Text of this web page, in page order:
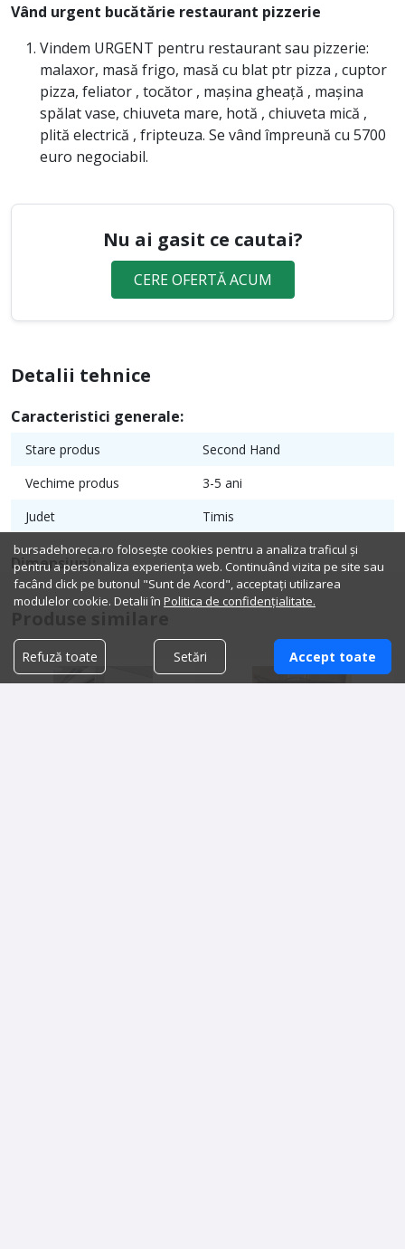
Vând urgent bucătărie restaurant pizzerie
Vindem URGENT pentru restaurant sau pizzerie:
malaxor, masă frigo, masă cu blat ptr pizza , cuptor
pizza, feliator , tocător , mașina gheață , mașina
spălat vase, chiuveta mare, hotă , chiuveta mică ,
plită electrică , fripteuza. Se vând împreună cu 5700
euro negociabil.
Nu ai gasit ce cautai?
CERE OFERTĂ ACUM
Detalii tehnice
Caracteristici generale:
Stare produs
Second Hand
Vechime produs
3-5 ani
Judet
Timis
Dimensiuni:
bursadehoreca.ro folosește cookies pentru a analiza traficul și
pentru a personaliza experiența web. Continuând vizita pe site sau
facând click pe butonul "Sunt de Acord", acceptați utilizarea
modulelor cookie. Detalii în Politica de confidențialitate.
Refuză toate Setări Accept toate